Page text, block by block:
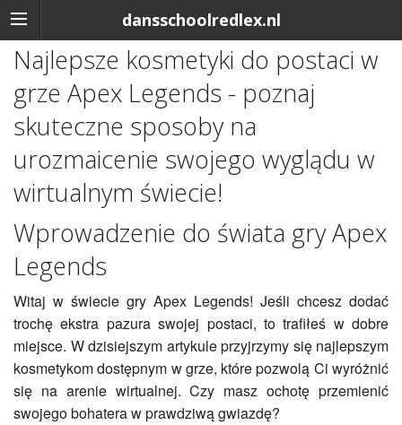
dansschoolredlex.nl
Najlepsze kosmetyki do postaci w
grze Apex Legends - poznaj
skuteczne sposoby na
urozmaicenie swojego wyglądu w
wirtualnym świecie!
Wprowadzenie do świata gry Apex
Legends
Witaj w świecie gry Apex Legends! Jeśli chcesz dodać
trochę ekstra pazura swojej postaci, to trafiłeś w dobre
miejsce. W dzisiejszym artykule przyjrzymy się najlepszym
kosmetykom dostępnym w grze, które pozwolą Ci wyróżnić
się na arenie wirtualnej. Czy masz ochotę przemienić
swojego bohatera w prawdziwą gwiazdę?